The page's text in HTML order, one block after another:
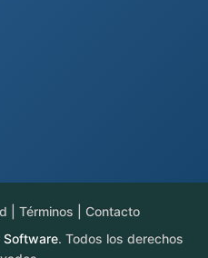
Términos
Contacto
Software. Todos los derechos